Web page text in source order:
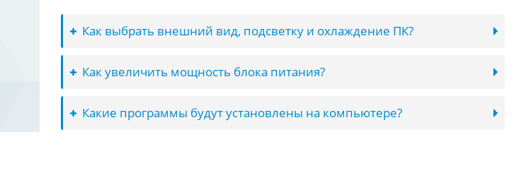
Как выбрать внешний вид, подсветку и охлаждение ПК?
Как увеличить мощность блока питания?
Какие программы будут установлены на компьютере?